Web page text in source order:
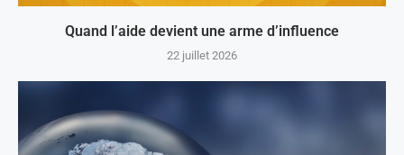
Quand l’aide devient une arme d’influence
22 juillet 2026